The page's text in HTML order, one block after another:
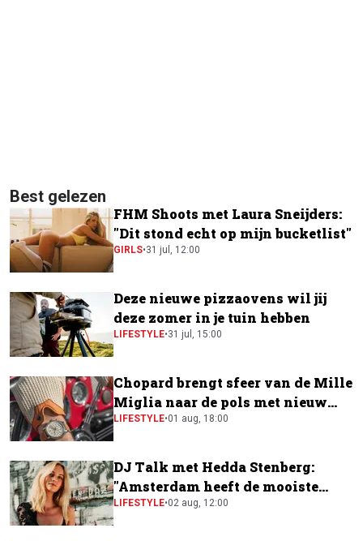
Best gelezen
FHM Shoots met Laura Sneijders:
"Dit stond echt op mijn bucketlist"
GIRLS•31 jul, 12:00
Deze nieuwe pizzaovens wil jij
deze zomer in je tuin hebben
LIFESTYLE•31 jul, 15:00
Chopard brengt sfeer van de Mille
Miglia naar de pols met nieuw
horloge
LIFESTYLE•01 aug, 18:00
DJ Talk met Hedda Stenberg:
"Amsterdam heeft de mooiste
festivalscene van Europa"
LIFESTYLE•02 aug, 12:00